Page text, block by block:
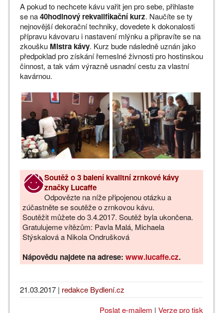
A pokud to nechcete kávu vařit jen pro sebe, přihlaste
se na40hodinový rekvalifikační kurz. Naučíte se ty
nejnovější dekorační techniky, dovedete k dokonalosti
přípravu kávovaru i nastavení mlýnku a připravíte se na
zkoušku Mistra kávy. Kurz bude následně uznán jako
předpoklad pro získání řemeslné živnosti pro hostinskou
činnost, a tak vám výrazně usnadní cestu za vlastní
kavárnou.
Soutěž o 3 balení kvalitní zrnkové kávy
značky Lucaffe
Odpovězte na níže připojenou otázku a
zúčastněte se soutěže o zrnkovou kávu.
Soutěžit můžete do 3.4.2017. Soutěž byla ukončena.
Gratulujeme vítězům: Pavla Malá, Michaela
Stýskalová a Nikola Ondrušková
Nápovědu najdete na adrese: www.lucaffe.cz.
21.03.2017 | redakce Bydlení.cz
Poslat e-mailem | Verze pro tisk